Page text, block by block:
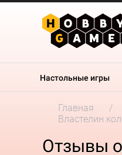
Настольные игры
Главная
Властелин
Отзывы